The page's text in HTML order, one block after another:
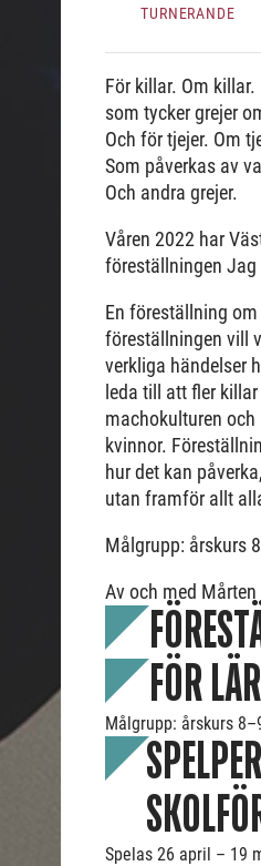
TURNERANDE
För killar. Om killar.
som tycker grejer
Och för tjejer. Om
Som påverkas av
Och andra grejer.
Våren 2022 har
föreställningen Jag
En föreställning
föreställningen vill
verkliga händelser
leda till att fler
machokulturen
kvinnor.
hur det kan
utan framför allt
Målgrupp: årskurs
Av och med Mårten
FÖR
Målgrupp: årskurs
Spelas 26 april – 19